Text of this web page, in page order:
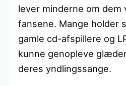
lever minderne om dem
fansene. Mange holder
gamle cd-afspillere og
kunne genopleve
deres yndlingssange.